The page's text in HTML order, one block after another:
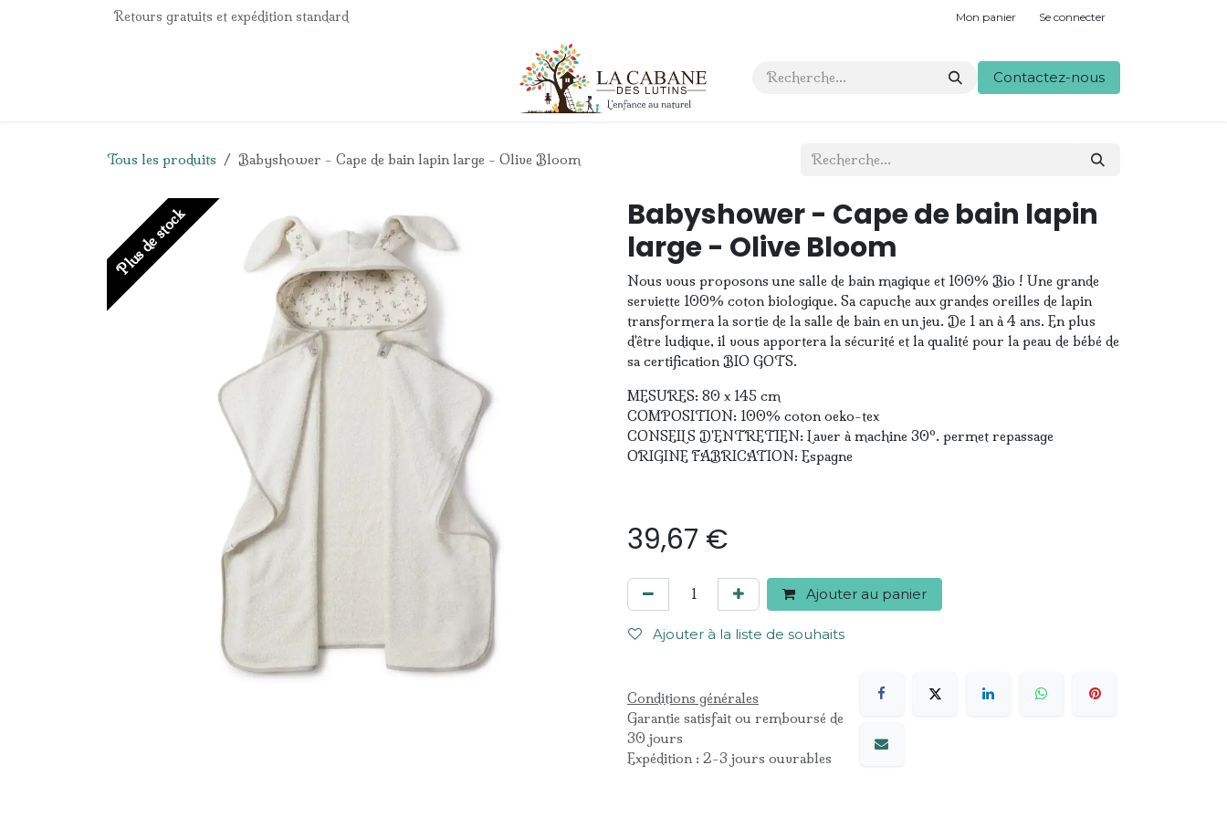
Se rendre au contenuRetours gratuits et expédition standard Mon panier Se connecter
Contact Contactez-nous
Tous les produits Babyshower - Cape de bain lapin large - Olive Bloom
Plus de stock
Babyshower - Cape de bain lapin
large - Olive Bloom
Nous vous proposons une salle de bain magique et 100% Bio ! Une grande
serviette 100% coton biologique. Sa capuche aux grandes oreilles de lapin
transformera la sortie de la salle de bain en un jeu. De 1 an à 4 ans. En plus
d'être ludique, il vous apportera la sécurité et la qualité pour la peau de bébé de
sa certification BIO GOTS.
MESURES: 80 x 145 cm
COMPOSITION: 100% coton oeko-tex
CONSEILS D'ENTRETIEN: Laver à machine 30º. permet repassage
ORIGINE FABRICATION: Espagne
39,67 €
Ajouter au panier
Ajouter à la liste de souhaits
Conditions générales
Garantie satisfait ou remboursé de
30 jours
Expédition : 2-3 jours ouvrables